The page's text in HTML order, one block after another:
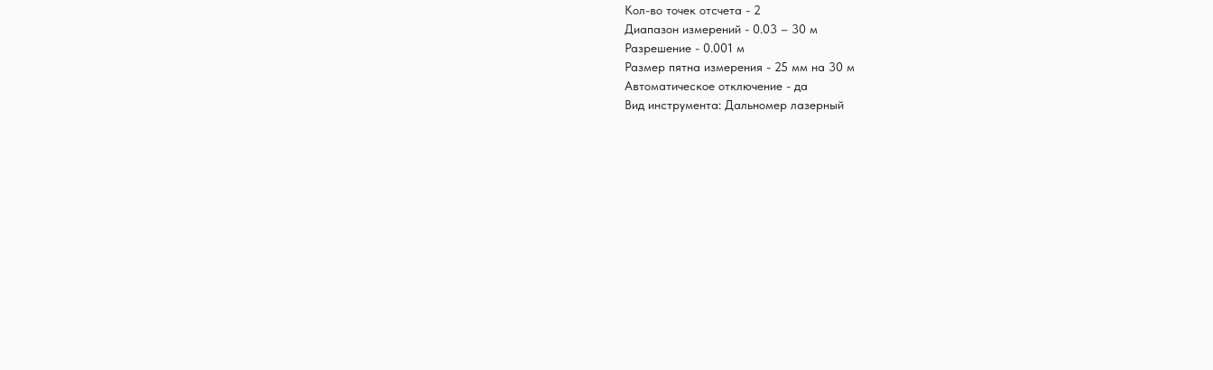
Кол-во точек отсчета - 2
Диапазон измерений - 0.03 – 30 м
Разрешение - 0.001 м
Размер пятна измерения - 25 мм на 30 м
Автоматическое отключение - да
Вид инструмента: Дальномер лазерный